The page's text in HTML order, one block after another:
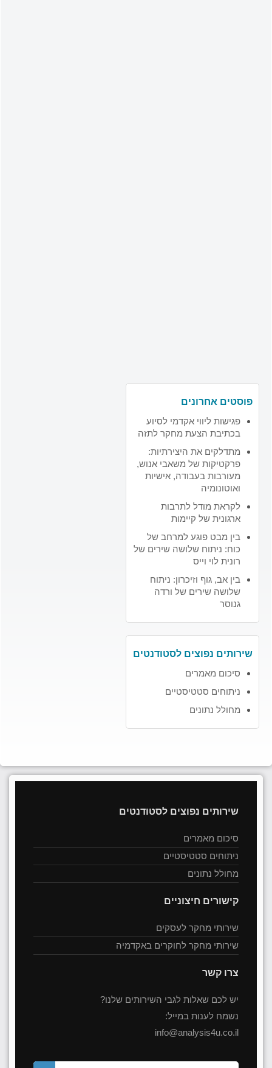
פוסטים אחרונים
פגישות ליווי אקדמי לסיוע
בכתיבת הצעת מחקר לתזה
מתדלקים את היצירתיות:
פרקטיקות של משאבי אנוש,
מעורבות בעבודה, אישיות
ואוטונומיה
לקראת מודל לתרבות
ארגונית של קיימות
בין מבט פוגע למרחב של
כוח: ניתוח שלושה שירים של
רונית לוי וייס
בין אב, גוף וזיכרון: ניתוח
שלושה שירים של ורדה
גנוסר
שירותים נפוצים לסטודנטים
סיכום מאמרים
ניתוחים סטטיסטיים
מחולל נתונים
שירותים נפוצים לסטודנטים
סיכום מאמרים
ניתוחים סטטיסטיים
מחולל נתונים
קישורים חיצוניים
שירותי מחקר לעסקים
שירותי מחקר לחוקרים באקדמיה
צרו קשר
יש לכם שאלות לגבי השירותים שלנו?
נשמח לענות במייל:
info@analysis4u.co.il